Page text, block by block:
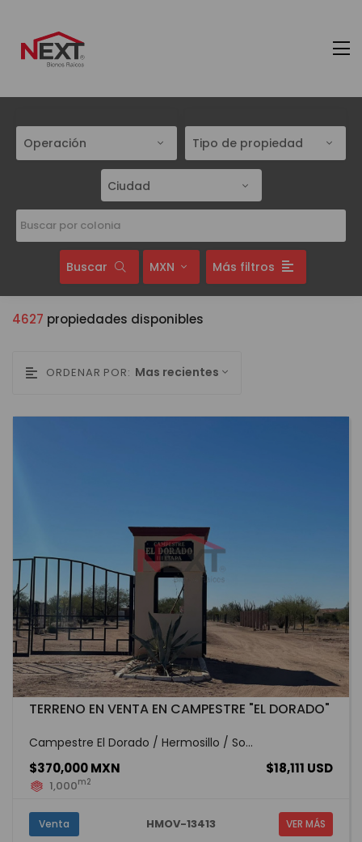
Operación Tipo de propiedad
Ciudad
Buscar MXN Más filtros
4627 propiedades disponibles
ORDENAR POR: Mas recientes
TERRENO EN VENTA EN CAMPESTRE "EL DORADO"
Campestre El Dorado / Hermosillo / So...
$370,000 MXN $18,111 USD
1,000m2
Venta HMOV-13413 VER MÁS